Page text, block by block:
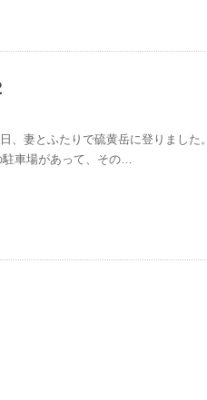
、妻とふたりで硫黄岳に登りました。
車場があって、その…